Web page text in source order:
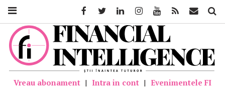
Vreau abonament | Intra in cont | Evenimentele FI
FacebookTwitter LinkedinInstagramYoutube Feed Mail